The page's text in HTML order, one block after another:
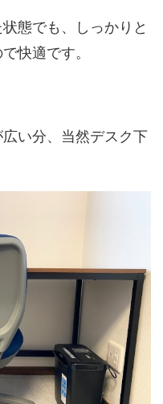
態でも、しっかりと
快適です。
い分、当然デスク下